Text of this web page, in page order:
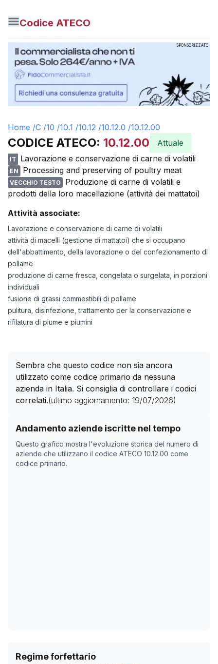
Codice ATECO
SPONSORIZZATO
Home /C /10 /10.1 /10.12 /10.12.0 /10.12.00
CODICE ATECO: 10.12.00 Attuale
IT Lavorazione e conservazione di carne di volatili
EN Processing and preserving of poultry meat
VECCHIO TESTO
Produzione di carne di volatili e
prodotti della loro macellazione (attività dei mattatoi)
Attività associate:
Lavorazione e conservazione di carne di volatili
attività di macelli (gestione di mattatoi) che si occupano
dell'abbattimento, della lavorazione o del confezionamento di
pollame
produzione di carne fresca, congelata o surgelata, in porzioni
individuali
fusione di grassi commestibili di pollame
pulitura, disinfezione, trattamento per la conservazione e
rifilatura di piume e piumini
Sembra che questo codice non sia ancora
utilizzato come codice primario da nessuna
azienda in Italia. Si consiglia di controllare i codici
correlati.(ultimo aggiornamento: 19/07/2026)
Andamento aziende iscritte nel tempo
Questo grafico mostra l'evoluzione storica del numero di
aziende che utilizzano il codice ATECO 10.12.00 come
codice primario.
Storico numero di aziende con codice ATECO
Data rilevazione
11/05/2025
0
20/10/2025
Regime forfettario